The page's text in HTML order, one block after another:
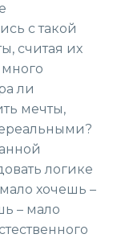
с такой
считая их
ли
мечты,
логике
хочешь –
– мало